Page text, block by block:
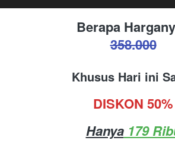
Berapa
358.000
Khusus Hari ini
DISKON 50%
Hanya 179